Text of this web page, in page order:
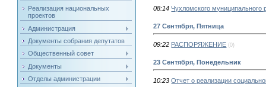
Реализация национальных
проектов
Администрация
Документы собрания депутатов
Общественный совет
Документы
Отделы администрации
08:14 Чухломского муниципального
27 Сентября, Пятница
09:22 РАСПОРЯЖЕНИЕ (0)
23 Сентября, Понедельник
10:23 Отчет о реализации